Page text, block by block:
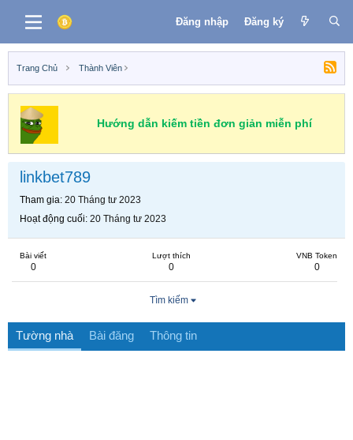
Đăng nhập Đăng ký
Trang Chủ Thành Viên
Hướng dẫn kiếm tiền đơn giản miễn phí
linkbet789
Tham gia 20 Tháng tư 2023
Hoạt động cuối 20 Tháng tư 2023
Bài viết
0
Lượt thích
0
VNB Token
0
Tìm kiếm
Tường nhà Bài đăng Thông tin